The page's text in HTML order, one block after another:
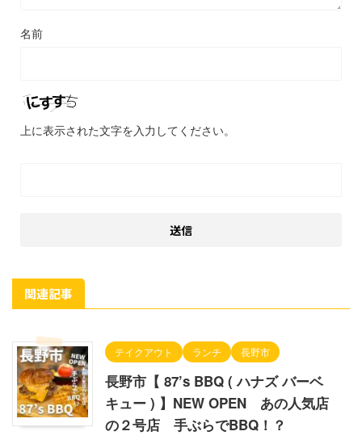
名前
上に表示された文字を入力してください。
関連記事
テイクアウト ランチ 長野市
長野市【 87’s BBQ ( ハナズ バーベ
キュー ) 】NEW OPEN あの人気店
の２号店 手ぶらでBBQ！？